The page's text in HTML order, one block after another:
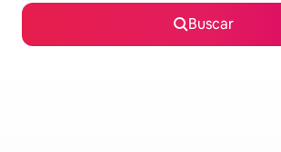
Buscar